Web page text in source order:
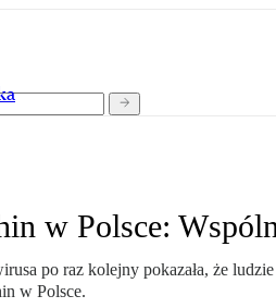
w Polsce:
po raz kolejny pokazała, że
w Polsce.